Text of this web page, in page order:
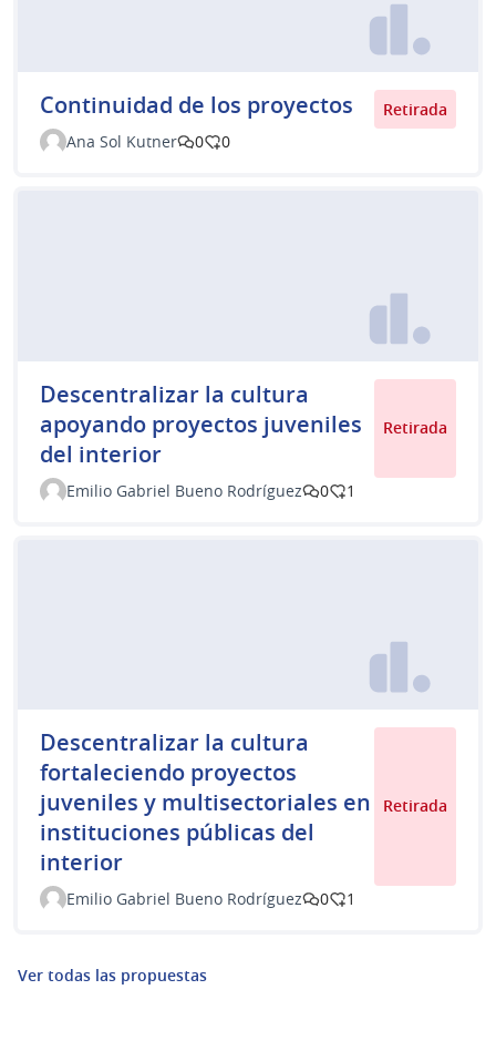
Continuidad de los proyectos
Retirada
Ana Sol Kutner
0 0
Descentralizar la cultura
apoyando proyectos juveniles
del interior
Retirada
Emilio Gabriel Bueno Rodríguez 0 1
Descentralizar la cultura
fortaleciendo proyectos
juveniles y multisectoriales en
instituciones públicas del
interior
Retirada
Emilio Gabriel Bueno Rodríguez 0 1
Ver todas las propuestas